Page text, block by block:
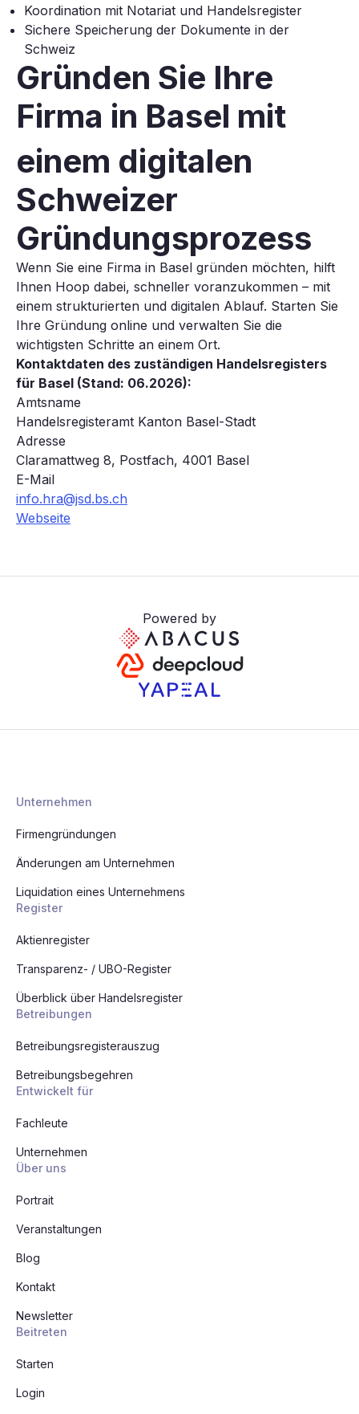
Koordination mit Notariat und Handelsregister
Sichere Speicherung der Dokumente in der
Schweiz
Gründen Sie Ihre
Firma in Basel mit
einem digitalen
Schweizer
Gründungsprozess
Wenn Sie eine Firma in Basel gründen möchten, hilft
Ihnen Hoop dabei, schneller voranzukommen – mit
einem strukturierten und digitalen Ablauf. Starten Sie
Ihre Gründung online und verwalten Sie die
wichtigsten Schritte an einem Ort.
Kontaktdaten des zuständigen Handelsregisters
für Basel (Stand: 06.2026):
Amtsname
Handelsregisteramt Kanton Basel-Stadt
Adresse
Claramattweg 8, Postfach, 4001 Basel
E-Mail
info.hra@jsd.bs.ch
Webseite
Powered by
Unternehmen
Firmengründungen
Änderungen am Unternehmen
Liquidation eines Unternehmens
Register
Aktienregister
Transparenz- / UBO-Register
Überblick über Handelsregister
Betreibungen
Betreibungsregisterauszug
Betreibungsbegehren
Entwickelt für
Fachleute
Unternehmen
Über uns
Portrait
Veranstaltungen
Blog
Kontakt
Newsletter
Beitreten
Starten
Login